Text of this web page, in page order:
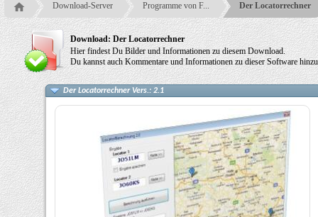
Download-Server Programme von F... Der Locatorrechner
Download: Der Locatorrechner
Hier findest Du Bilder und Informationen zu diesem Download.
Du kannst auch Kommentare und Informationen zu dieser Software
Der Locatorrechner Vers.: 2.1